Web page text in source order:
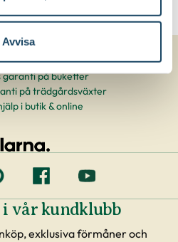
Avvisa
garanti på buketter
på trädgårdsväxter
i butik & online
i vår kundklubb
exklusiva förmåner och